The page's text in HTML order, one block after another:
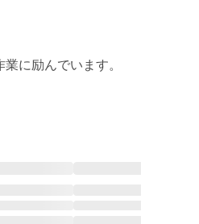
に励んでいます。